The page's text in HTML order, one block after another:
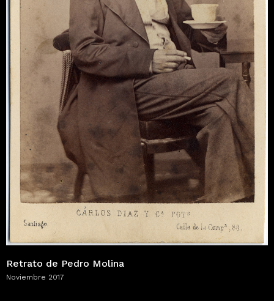
Retrato de Pedro Molina
Noviembre 2017